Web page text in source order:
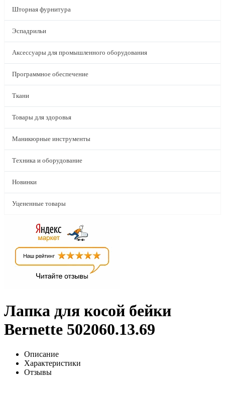
Шторная фурнитура
Эспадрильи
Аксессуары для промышленного оборудования
Программное обеспечение
Ткани
Товары для здоровья
Маникюрные инструменты
Техника и оборудование
Новинки
Уцененные товары
Лапка для косой бейки
Bernette 502060.13.69
Описание
Характеристики
Отзывы